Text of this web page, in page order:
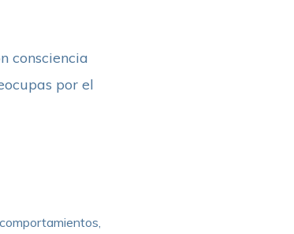
consciencia
por el